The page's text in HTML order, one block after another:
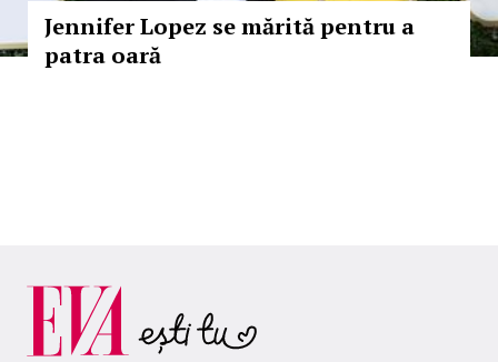
Jennifer Lopez se mărită pentru a
patra oară